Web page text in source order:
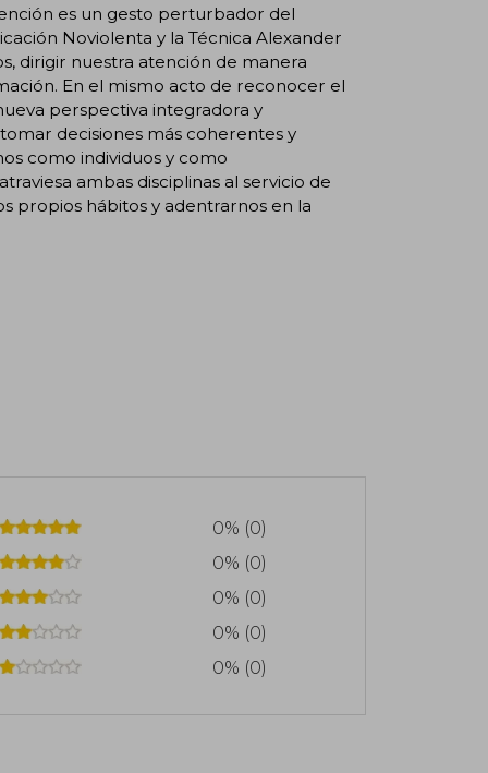
es un gesto perturbador del
Noviolenta y la Técnica Alexander
dirigir nuestra atención de manera
En el mismo acto de reconocer el
perspectiva integradora y
decisiones más coherentes y
como individuos y como
ambas disciplinas al servicio de
propios hábitos y adentrarnos en la
0% (0)
0% (0)
0% (0)
0% (0)
0% (0)